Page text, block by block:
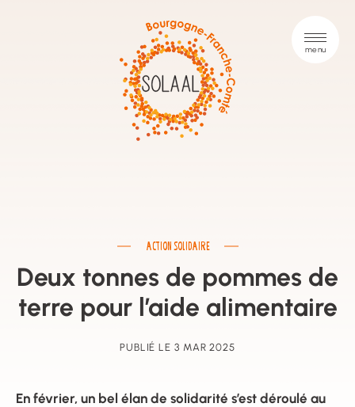
ACTION SOLIDAIRE
Deux tonnes de pommes de
terre pour l’aide alimentaire
PUBLIÉ LE 3 MAR 2025
En février, un bel élan de solidarité s’est déroulé au